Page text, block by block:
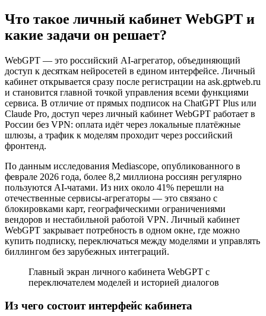
Что такое личный кабинет WebGPT и
какие задачи он решает?
WebGPT — это российский AI-агрегатор, объединяющий
доступ к десяткам нейросетей в едином интерфейсе. Личный
кабинет открывается сразу после регистрации на ask.gptweb.ru
и становится главной точкой управления всеми функциями
сервиса. В отличие от прямых подписок на ChatGPT Plus или
Claude Pro, доступ через личный кабинет WebGPT работает в
России без VPN: оплата идёт через локальные платёжные
шлюзы, а трафик к моделям проходит через российский
фронтенд.
По данным исследования Mediascope, опубликованного в
феврале 2026 года, более 8,2 миллиона россиян регулярно
пользуются AI-чатами. Из них около 41% перешли на
отечественные сервисы-агрегаторы — это связано с
блокировками карт, географическими ограничениями
вендоров и нестабильной работой VPN. Личный кабинет
WebGPT закрывает потребность в одном окне, где можно
купить подписку, переключаться между моделями и управлять
биллингом без зарубежных интеграций.
Главный экран личного кабинета WebGPT с
переключателем моделей и историей диалогов
Из чего состоит интерфейс кабинета